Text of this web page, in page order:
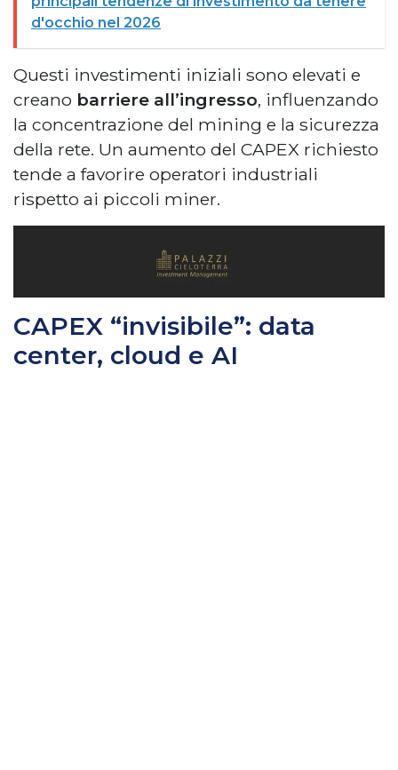
d'occhio nel 2026
Questi investimenti iniziali sono elevati e
creano barriere all’ingresso, influenzando
la concentrazione del mining e la sicurezza
della rete. Un aumento del CAPEX richiesto
tende a favorire operatori industriali
rispetto ai piccoli miner.
CAPEX “invisibile”: data
center, cloud e AI